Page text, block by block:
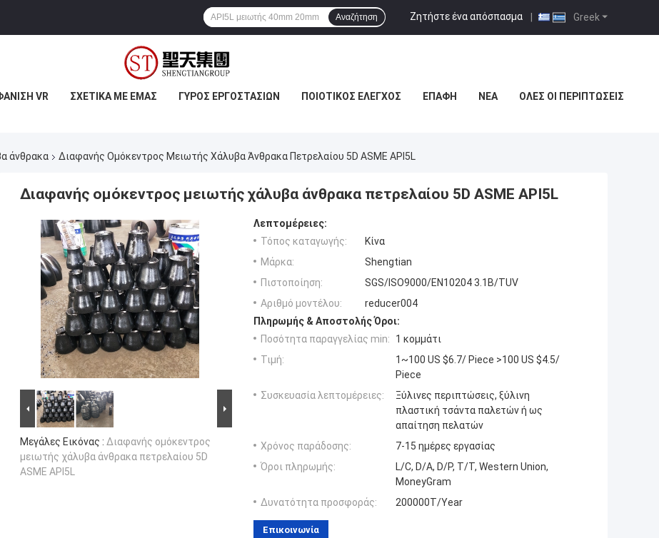
Greek
Ζητήστε ένα απόσπασμα |
Αναζήτηση
VR ΣΧΕΤΙΚΆ ΜΕ ΕΜΆΣ ΓΎΡΟΣ ΕΡΓΟΣΤΑΣΊΩΝ ΠΟΙΟΤΙΚΌΣ ΈΛΕΓΧΟΣ ΕΠΑΦΉ ΝΈΑ ΌΛΕΣ ΟΙ ΠΕΡΙΠΤΏΣΕΙΣ
άνθρακα Διαφανής Ομόκεντρος Μειωτής Χάλυβα Άνθρακα Πετρελαίου 5D ASME API5L
Διαφανής ομόκεντρος μειωτής χάλυβα άνθρακα πετρελαίου 5D ASME API5L
Μεγάλες Εικόνας : Διαφανής ομόκεντρος
μειωτής χάλυβα άνθρακα πετρελαίου 5D
ASME API5L
Λεπτομέρειες:
Τόπος καταγωγής:
Κίνα
Μάρκα:
Shengtian
Πιστοποίηση:
SGS/ISO9000/EN10204 3.1B/TUV
Αριθμό μοντέλου:
reducer004
Πληρωμής & Αποστολής Όροι:
Ποσότητα παραγγελίας min:
1 κομμάτι
Τιμή:
1~100 US $6.7/ Piece >100 US $4.5/
Piece
Συσκευασία λεπτομέρειες:
Ξύλινες περιπτώσεις, ξύλινη
πλαστική τσάντα παλετών ή ως
απαίτηση πελατών
Χρόνος παράδοσης:
7-15 ημέρες εργασίας
Όροι πληρωμής:
L/C, D/A, D/P, T/T, Western Union,
MoneyGram
Δυνατότητα προσφοράς:
200000T/Year
Επικοινωνία